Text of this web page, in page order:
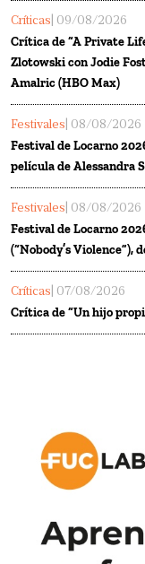
Críticas | 09/08/2026
Crítica de “A Private
Zlotowski con Jodie
Amalric (HBO Max)
Festivales | 08/08/2026
Festival de Locarno
película de Alessandra
Festivales | 08/08/2026
Festival de Locarno
(“Nobody’s Violence”),
Críticas | 07/08/2026
Crítica de “Un hijo